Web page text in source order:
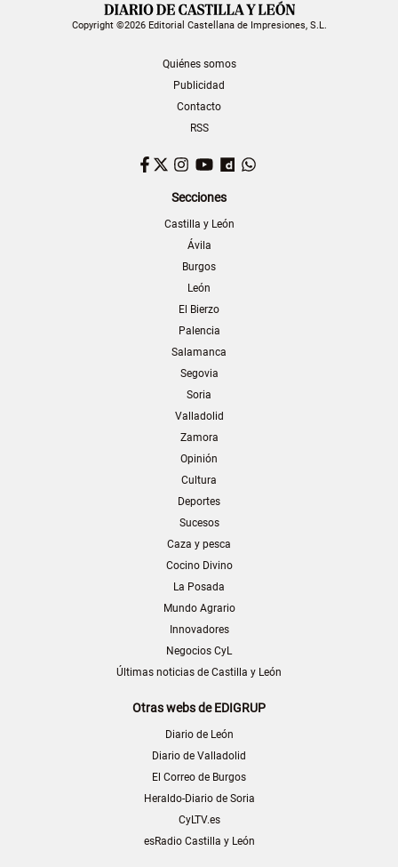
Copyright ©2026 Editorial Castellana de Impresiones, S.L.
Quiénes somos
Publicidad
Contacto
RSS
Facebook
TwitterInstagram
YouTubeDailymotion
Secciones
Castilla y León
Ávila
Burgos
León
El Bierzo
Palencia
Salamanca
Segovia
Soria
Valladolid
Zamora
Opinión
Cultura
Deportes
Sucesos
Caza y pesca
Cocino Divino
La Posada
Mundo Agrario
Innovadores
Negocios CyL
Últimas noticias de Castilla y León
Otras webs de EDIGRUP
Diario de León
Diario de Valladolid
El Correo de Burgos
Heraldo-Diario de Soria
CyLTV.es
esRadio Castilla y León